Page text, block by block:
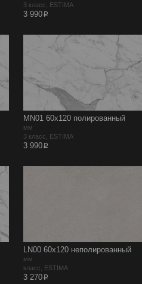
3 класс, ESTIMA
3 990p
MN01 60х120 полированный
мм
3 класс, ESTIMA
3 990p
LN00 60х120 неполированный
мм
класс, ESTIMA
3 270p